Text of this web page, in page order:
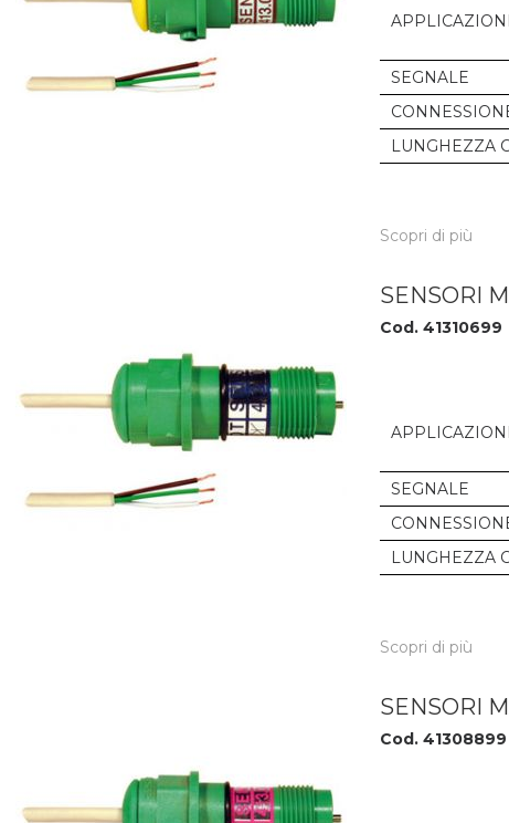
SEGNALE
LUNGHEZZA
Scopri di più
SENSORI
Cod. 41310699
SEGNALE
LUNGHEZZA
Scopri di più
SENSORI
Cod. 41308899